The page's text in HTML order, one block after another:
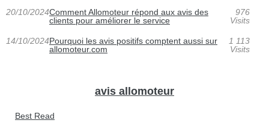
20/10/2024Comment Allomoteur répond aux avis des
clients pour améliorer le service
976
Visits
14/10/2024Pourquoi les avis positifs comptent aussi sur
allomoteur.com
1 113
Visits
avis allomoteur
Best Read